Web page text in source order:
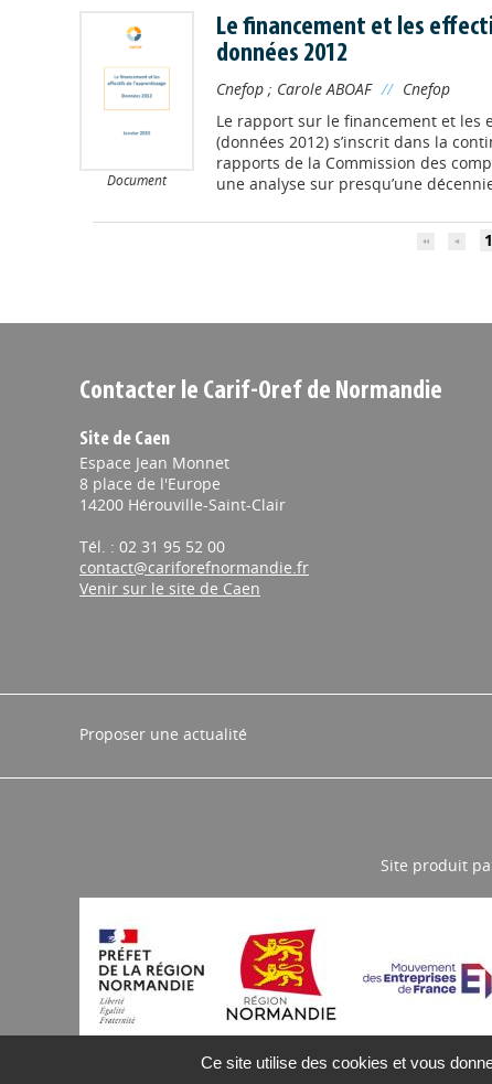
Document
Le financement et les
données 2012
Cnefop; Carole ABOAF // Cnefop
Le rapport sur le financement et les
(données 2012) s’inscrit dans la
rapports de la Commission des
une analyse sur presqu’une
1
Contacter le Carif-Oref de Normandie
Site de Caen
Espace Jean Monnet
8 place de l'Europe
14200 Hérouville-Saint-Clair
Tél. : 02 31 95 52 00
contact@cariforefnormandie.fr
Venir sur le site de Caen
Proposer une actualité
Site produit
Ce site utilise des cookies et vous